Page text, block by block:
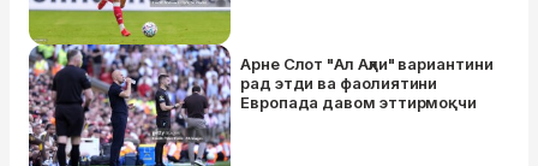
Арне Слот "Ал Аҳли" вариантини
рад этди ва фаолиятини
Европада давом эттирмоқчи